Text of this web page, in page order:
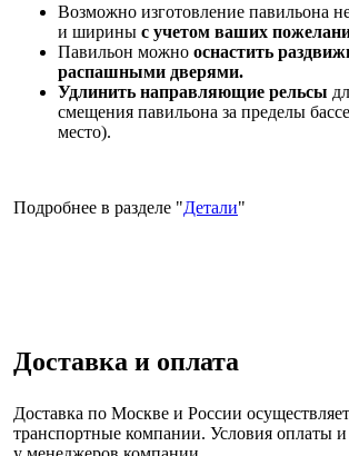
Возможно изготовление павильона
и ширины с учетом ваших
Павильон можно оснастить
распашными дверями.
Удлинить направляющие рельсы
смещения павильона за пределы
место).
Подробнее в разделе "Детали"
Доставка и оплата
Доставка по Москве и России
транспортные компании. Условия оплаты и